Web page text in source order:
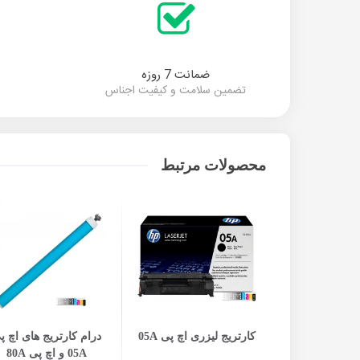
ضمانت 7 روزه
تضمین سلامت و کیفیت اجناس
محصولات مرتبط
افزودن به سبد خرید
کارتریج لیزری اچ پی 05A افزودن به سبد خرید
درام کارتریج های اچ
05A و اچ پی 80A